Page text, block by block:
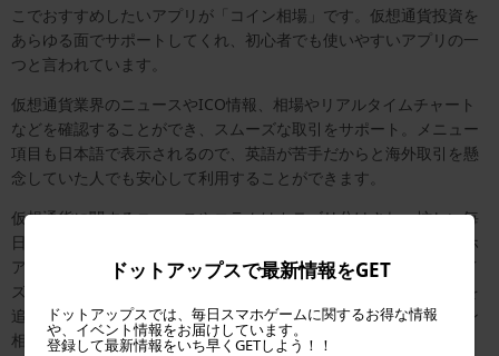
こでおすすめしたいアプリが「コイン相場」です。仮想通貨投資を
あらゆる面でサポートしてくれ、初心者でも使いやすいアプリの一
つと言われています。
仮想通貨業界のニュースやICO情報、相場やリアルタイムチャート
などを確認することができ、スムーズな取引をサポート。メニュー
項目も日本語で表示されるので、英語が苦手だからと海外取引を懸
念していた人でも安心して利用することができます。
仮想通貨に関するニュースやコラムはカテゴリ分けされ、忙しい毎
日のちょっとした隙間時間にサッと読むことができるのは、スマホ
アプリならではです。さらに、ウォッチリストは自分でカスタマイ
ズして使うことができるので、気になる銘柄や購入した仮想通貨を
追加しておけばいつでもチャート確認ができます。そして、コイン
相場ならではの機能が新着のICO情報です。
ドットアップスで最新情報をGET
ドットアップスでは、毎日スマホゲームに関するお得な情報
や、イベント情報をお届けしています。
登録して最新情報をいち早くGETしよう！！